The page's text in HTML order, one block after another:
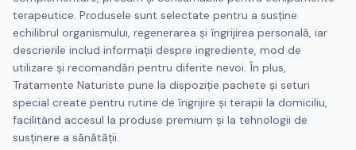
terapeutice. Produsele sunt selectate pentru a susține
echilibrul organismului, regenerarea și îngrijirea personală, iar
descrierile includ informații despre ingrediente, mod de
utilizare și recomandări pentru diferite nevoi. În plus,
Tratamente Naturiste pune la dispoziție pachete și seturi
special create pentru rutine de îngrijire și terapii la domiciliu,
facilitând accesul la produse premium și la tehnologii de
susținere a sănătății.